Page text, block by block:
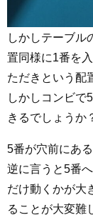
しかしテーブル
置同様に1番を
ただきという配
しかしコンビで
きるでしょうか
5番が穴前にあ
逆に言うと5番
だけ動くかが大
ることが大変難